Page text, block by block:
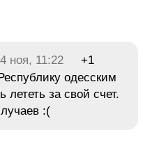
ноя, 11:22
+1
одесским
за свой счет.
:(